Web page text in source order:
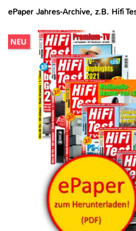
ePaper Jahres-Archive, z.B. Hifi